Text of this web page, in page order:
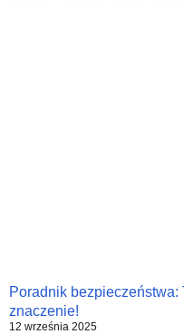
Poradnik
znaczenie!
12 września 2025